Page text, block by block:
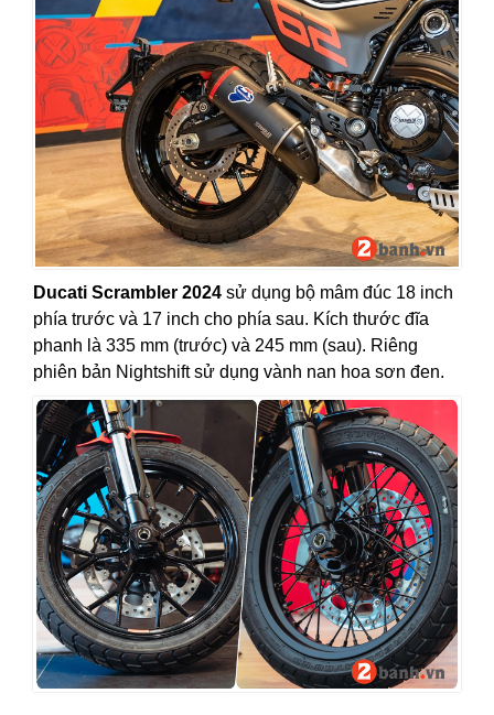
Ducati Scrambler 2024 sử dụng bộ mâm đúc 18 inch
phía trước và 17 inch cho phía sau. Kích thước đĩa
phanh là 335 mm (trước) và 245 mm (sau). Riêng
phiên bản Nightshift sử dụng vành nan hoa sơn đen.